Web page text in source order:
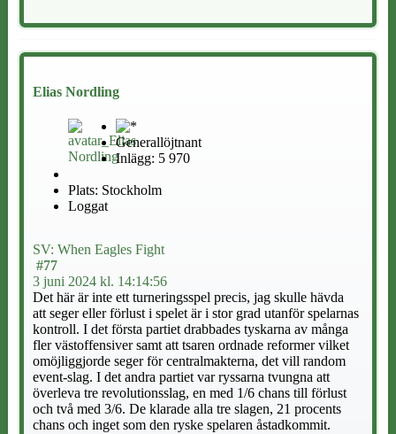
Elias Nordling
Generallöjtnant
Inlägg: 5 970
Plats: Stockholm
Loggat
SV: When Eagles Fight
#77
3 juni 2024 kl. 14:14:56
Det här är inte ett turneringsspel precis, jag skulle hävda
att seger eller förlust i spelet är i stor grad utanför spelarnas
kontroll. I det första partiet drabbades tyskarna av många
fler västoffensiver samt att tsaren ordnade reformer vilket
omöjliggjorde seger för centralmakterna, det vill random
event-slag. I det andra partiet var ryssarna tvungna att
överleva tre revolutionsslag, en med 1/6 chans till förlust
och två med 3/6. De klarade alla tre slagen, 21 procents
chans och inget som den ryske spelaren åstadkommit.